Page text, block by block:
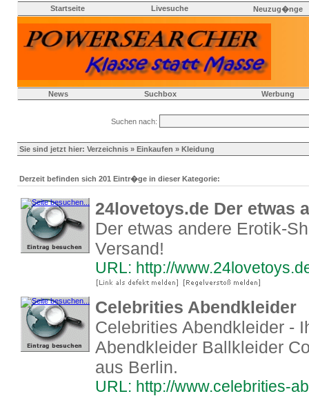
Startseite Livesuche Neuzug�nge
News Suchbox Werbung
Suchen nach:
Sie sind jetzt hier: Verzeichnis » Einkaufen » Kleidung
Derzeit befinden sich 201 Eintr�ge in dieser Kategorie:
24lovetoys.de Der etwas
Der etwas andere Erotik-
Versand!
URL: http://
Celebrities Abendkleider
Celebrities Abendkleider -
Abendkleider Ballkleider
aus Berlin.
URL: http://www.celebrities-